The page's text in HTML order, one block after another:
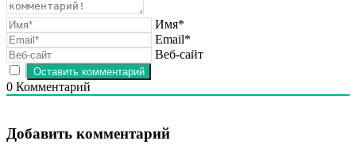
Имя*
Email*
Веб-сайт
0 Комментарий
Добавить комментарий